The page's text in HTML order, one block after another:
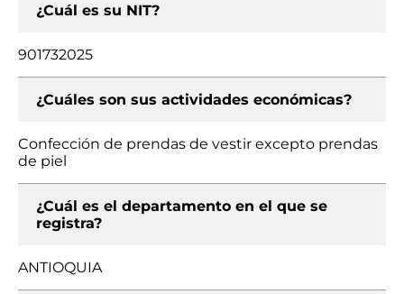
¿Cuál es su NIT?
901732025
¿Cuáles son sus actividades económicas?
Confección de prendas de vestir excepto prendas
de piel
¿Cuál es el departamento en el que se
registra?
ANTIOQUIA